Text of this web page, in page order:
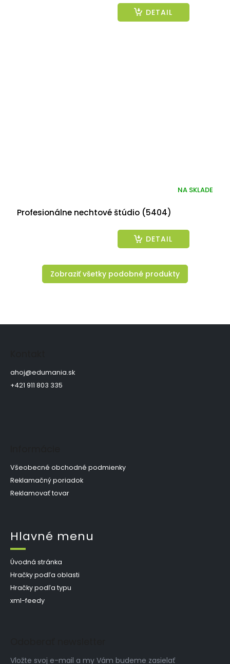
DETAIL
Profesionálne nechtové štúdio (5404)
NA SKLADE
DETAIL
Zobraziť všetky podobné produkty
ahoj@edumania.sk
+421 911 803 335
Všeobecné obchodné podmienky
Reklamačný poriadok
Reklamovať tovar
Hlavné menu
Úvodná stránka
Hračky podľa oblasti
Hračky podľa typu
xml-feedy
Vložte svoj e-mail a my Vám budeme zasielať